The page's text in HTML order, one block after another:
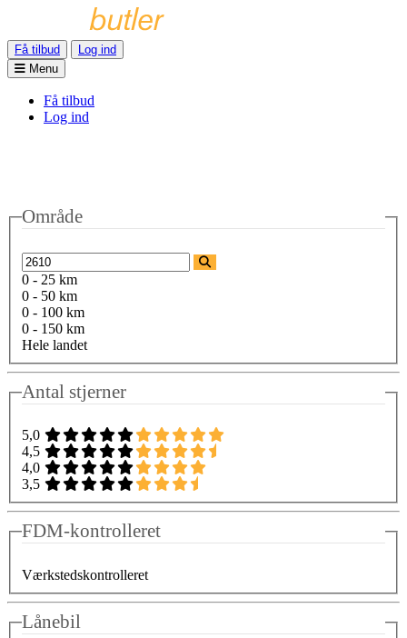
Få tilbud
Log ind
Menu
Få tilbud
Log ind
Område
0 - 25 km
0 - 50 km
0 - 100 km
0 - 150 km
Hele landet
Antal stjerner
5,0
4,5
4,0
3,5
FDM-kontrolleret
Værkstedskontrolleret
Lånebil